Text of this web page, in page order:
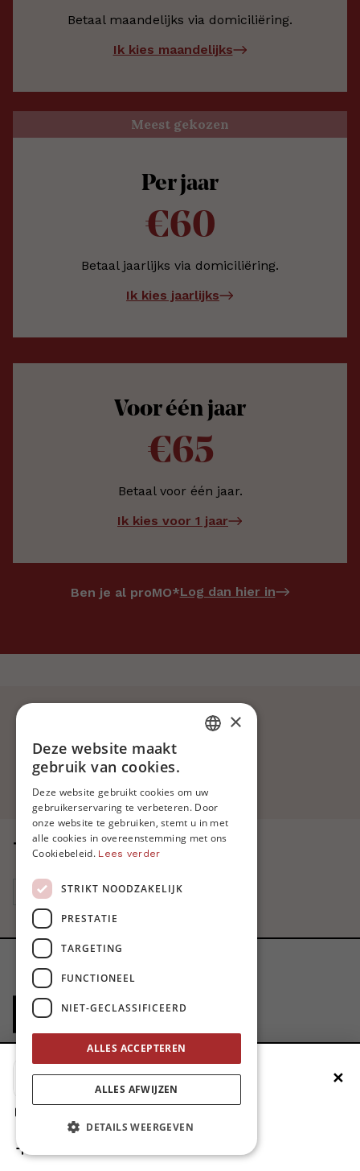
Betaal maandelijks via domiciliëring.
Ik kies maandelijks
Meest gekozen
Per jaar
€60
Betaal jaarlijks via domiciliëring.
Ik kies jaarlijks
Voor één jaar
€65
Betaal voor één jaar.
Ik kies voor 1 jaar
Ben je al proMO*Log dan hier in
DIT ARTIKEL DELEN
Steun ons
Blijf op de hoogte
Tags
Centraal-Afrika
moedige, menselijke en mondiale verhalen brengt die
helpen om de wereld rondom ons te begrijpen. MO*
maakt de veranderende wereld begrijpbaar,
ervaarbaar en hanteerbaar.
MO* wordt mee mogelijk
Voeg MO* toe aan je beginscherm ✕
1. Druk op de deelknop
2. Scrol naar beneden
ENGLISH
×
Deze website maakt
gebruik van cookies.
Deze website gebruikt cookies om uw
gebruikerservaring te verbeteren. Door
onze website te gebruiken, stemt u in met
alle cookies in overeenstemming met ons
Cookiebeleid. Lees verder
STRIKT NOODZAKELIJK
PRESTATIE
TARGETING
FUNCTIONEEL
NIET-GECLASSIFICEERD
ALLES ACCEPTEREN
ALLES AFWIJZEN
DETAILS WEERGEVEN